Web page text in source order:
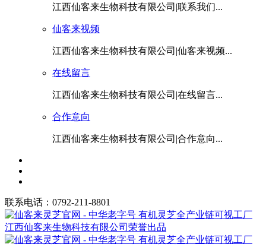
江西仙客来生物科技有限公司|联系我们...
仙客来视频
江西仙客来生物科技有限公司|仙客来视频...
在线留言
江西仙客来生物科技有限公司|在线留言...
合作意向
江西仙客来生物科技有限公司|合作意向...
联系电话：0792-211-8801